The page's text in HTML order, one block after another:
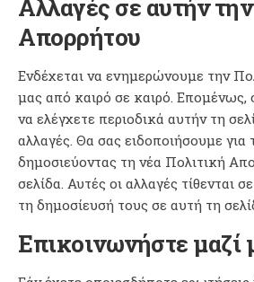
Αλλαγές σε αυτήν
Απορρήτου
Ενδέχεται να ενημερώνουμε την
μας από καιρό σε καιρό. Επομένως,
να ελέγχετε περιοδικά αυτήν τη
αλλαγές. Θα σας ειδοποιήσουμε για
δημοσιεύοντας τη νέα Πολιτική
σελίδα. Αυτές οι αλλαγές τίθενται
τη δημοσίευσή τους σε αυτή τη
Επικοινωνήστε μαζί